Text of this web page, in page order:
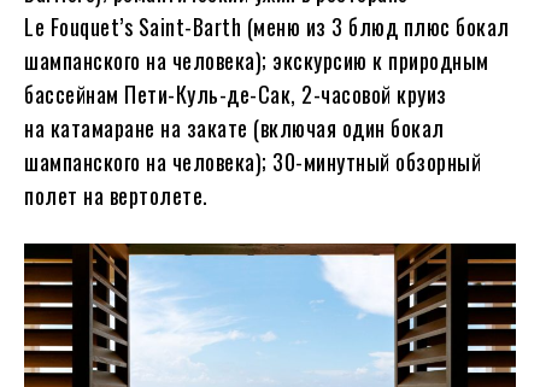
Le Fouquet’s Saint-Barth (меню из 3 блюд плюс бокал
шампанского на человека); экскурсию к природным
бассейнам Пети-Куль-де-Сак, 2-часовой круиз
на катамаране на закате (включая один бокал
шампанского на человека); 30-минутный обзорный
полет на вертолете.